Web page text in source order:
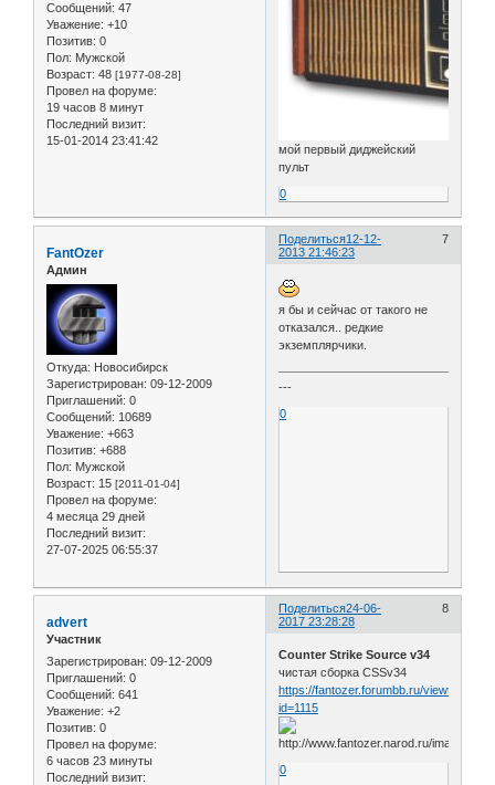
Сообщений: 47
Уважение: +10
Позитив: 0
Пол: Мужской
Возраст: 48 [1977-08-28]
Провел на форуме:
19 часов 8 минут
Последний визит:
15-01-2014 23:41:42
мой первый диджейский
пульт
0
Поделиться 7
12-12-
2013 21:46:23
FantOzer
Админ
Откуда: Новосибирск
Зарегистрирован: 09-12-2009
Приглашений: 0
Сообщений: 10689
Уважение: +663
Позитив: +688
Пол: Мужской
Возраст: 15 [2011-01-04]
Провел на форуме:
4 месяца 29 дней
Последний визит:
27-07-2025 06:55:37
я бы и сейчас от такого не
отказался.. редкие
экземплярчики.
---
0
Поделиться 8
24-06-
2017 23:28:28
advert
Участник
Зарегистрирован: 09-12-2009
Приглашений: 0
Сообщений: 641
Уважение: +2
Позитив: 0
Провел на форуме:
6 часов 23 минуты
Последний визит:
Counter Strike Source v34
чистая сборка CSSv34
https://fantozer.forumbb.ru/
id=1115
0